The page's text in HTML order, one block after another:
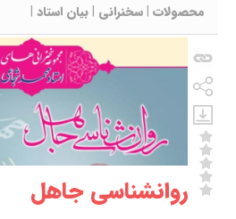
محصولات | سخنرانی | بیان استاد |
روانشناسی جاهل